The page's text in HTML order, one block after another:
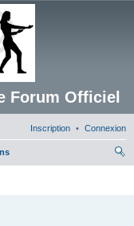
Forum Officiel
Connexion
Inscription